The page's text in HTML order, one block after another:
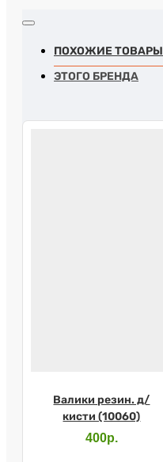
ПОХОЖИЕ ТОВАРЫ
ЭТОГО БРЕНДА
Валики резин. д/
кисти (10060)
400р.